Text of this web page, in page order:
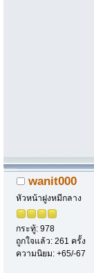
wanit000
หัวหน้าฝูงหมีกลาง
กระทู้: 978
ถูกใจแล้ว: 261 ครั้ง
ความนิยม: +65/-67